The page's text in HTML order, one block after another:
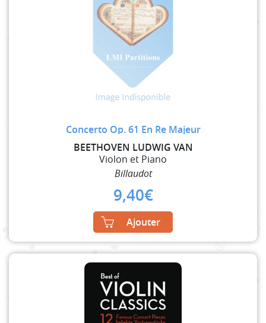
Concerto Op. 61 En Re Majeur
BEETHOVEN LUDWIG VAN
Violon et Piano
Billaudot
9,40€
Ajouter